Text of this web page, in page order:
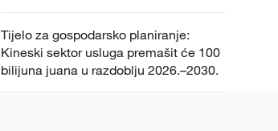
Tijelo za gospodarsko planiranje:
Kineski sektor usluga premašit će 100
bilijuna juana u razdoblju 2026.–2030.